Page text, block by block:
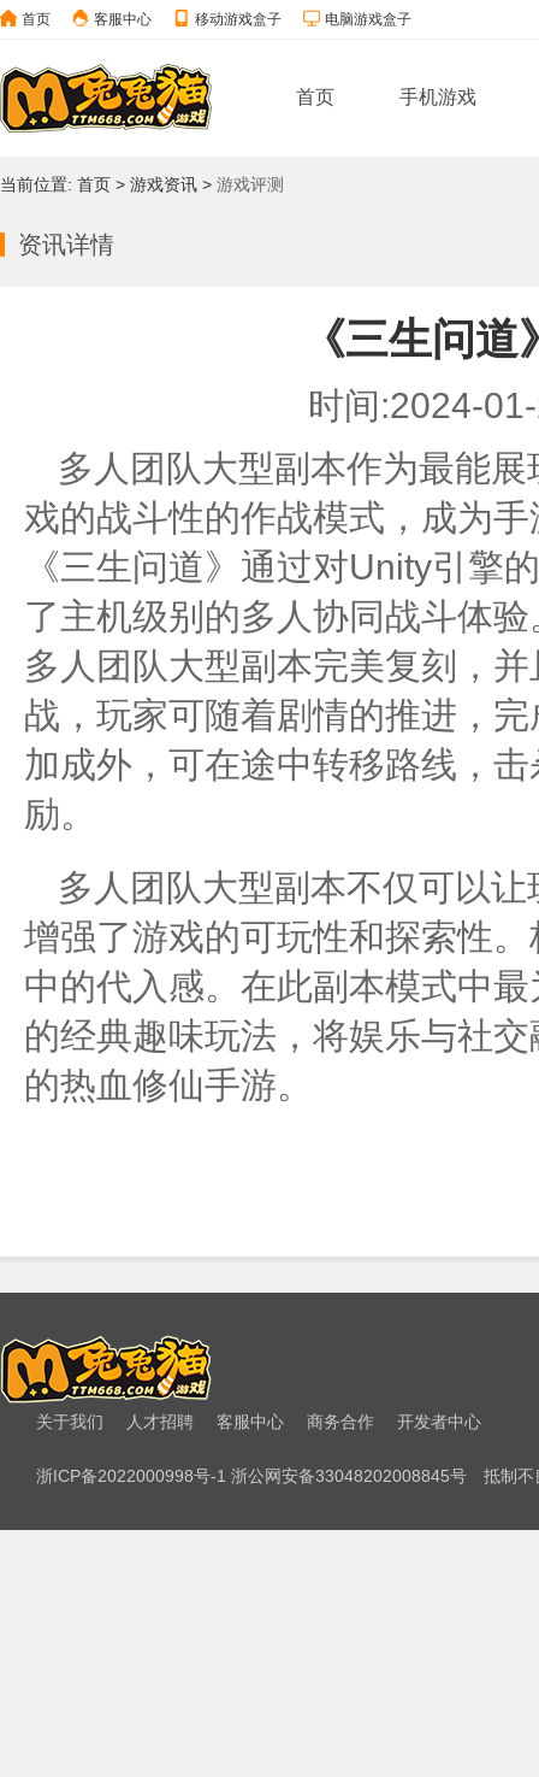
首页 客服中心 移动游戏盒子 电脑游戏盒子
首页 手机游戏
当前位置: 首页 > 游戏资讯 > 游戏评测
资讯详情
《三生问
时间:2024-
多人团队大型副本作为最能
戏的战斗性的作战模式，成为
《三生问道》通过对Unity引擎
了主机级别的多人协同战斗体
多人团队大型副本完美复刻，
战，玩家可随着剧情的推进，
加成外，可在途中转移路线，
励。
多人团队大型副本不仅可以
增强了游戏的可玩性和探索性
中的代入感。在此副本模式中
的经典趣味玩法，将娱乐与社
的热血修仙手游。
关于我们 人才招聘 客服中心 商务合作 开发者中心
浙ICP备2022000998号-1 浙公网安备33048202008845号 抵制不